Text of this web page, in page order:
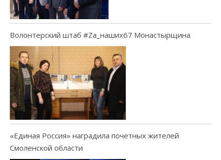
Волонтерский штаб #Za_наших67 Монастырщина
«Единая Россия» наградила почетных жителей
Смоленской области